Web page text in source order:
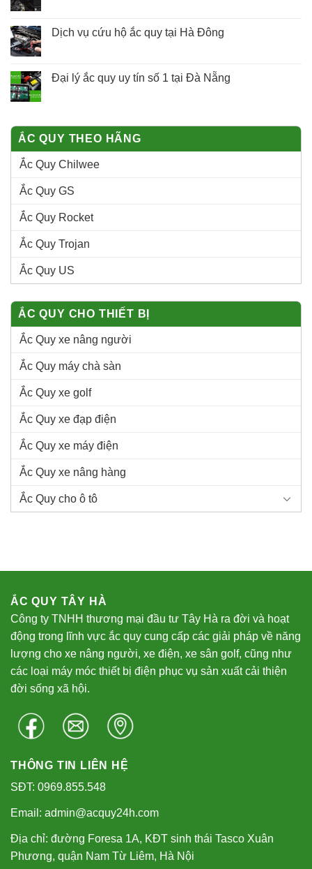
Dịch vụ cứu hộ ắc quy tại Hà Đông
Đại lý ắc quy uy tín số 1 tại Đà Nẵng
ẮC QUY THEO HÃNG
Ắc Quy Chilwee
Ắc Quy GS
Ắc Quy Rocket
Ắc Quy Trojan
Ắc Quy US
ẮC QUY CHO THIẾT BỊ
Ắc Quy xe nâng người
Ắc Quy máy chà sàn
Ắc Quy xe golf
Ắc Quy xe đạp điện
Ắc Quy xe máy điện
Ắc Quy xe nâng hàng
Ắc Quy cho ô tô
ẮC QUY TÂY HÀ
Công ty TNHH thương mại đầu tư Tây Hà ra đời và hoạt
động trong lĩnh vực ắc quy cung cấp các giải pháp về năng
lượng cho xe nâng người, xe điện, xe sân golf, cũng như
các loại máy móc thiết bị điện phục vụ sản xuất cải thiện
đời sống xã hội.
THÔNG TIN LIÊN HỆ
SĐT: 0969.855.548
Email: admin@acquy24h.com
Địa chỉ: đường Foresa 1A, KĐT sinh thái Tasco Xuân
Phương, quận Nam Từ Liêm, Hà Nội